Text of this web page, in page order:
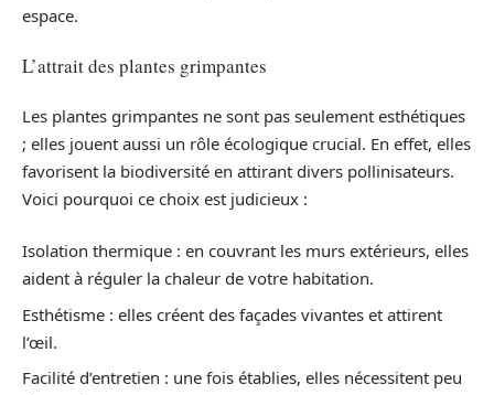
espace.
L’attrait des plantes grimpantes
Les plantes grimpantes ne sont pas seulement esthétiques
; elles jouent aussi un rôle écologique crucial. En effet, elles
favorisent la biodiversité en attirant divers pollinisateurs.
Voici pourquoi ce choix est judicieux :
Isolation thermique : en couvrant les murs extérieurs, elles
aident à réguler la chaleur de votre habitation.
Esthétisme : elles créent des façades vivantes et attirent
l’œil.
Facilité d’entretien : une fois établies, elles nécessitent peu